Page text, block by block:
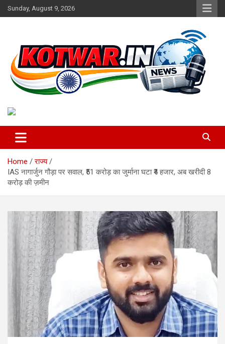
Skip
to
Sunday, August 9, 2026
kotwar.in
Home
राज्य
IAS नागार्जुन गौड़ा पर सवाल, ₹51 करोड़ का जुर्माना घटा ₹4 हजार, अब खरीदी 8
करोड़ की ज़मीन